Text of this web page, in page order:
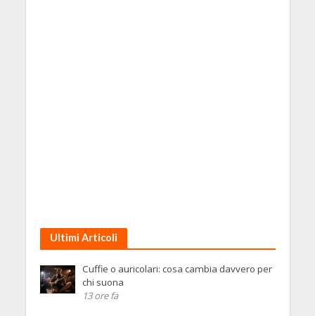
Ultimi Articoli
Cuffie o auricolari: cosa cambia davvero per
chi suona
13 ore fa